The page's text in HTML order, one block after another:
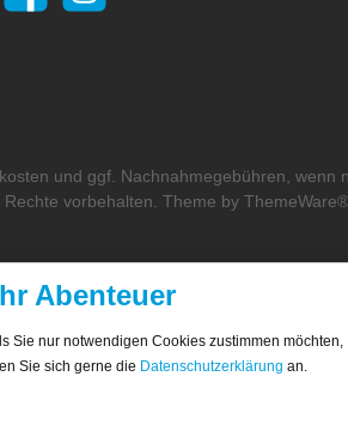
und ggf. Nachnahmegebühren, wenn
vorbehalten. Theme by ThemeWare®
Abenteuer
Sie nur notwendigen Cookies zustimmen möchten,
Sie sich gerne die Datenschutzerklärung an.